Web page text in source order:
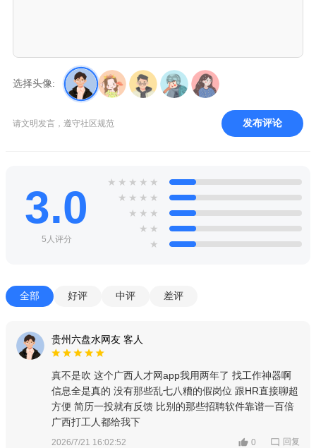
选择头像:
请文明发言，遵守社区规范 发布评论
3.0
5人评分
★ ★ ★ ★ ★
★ ★ ★ ★
★ ★ ★
★ ★
★
全部 好评 中评 差评
贵州六盘水网友 客人
真不是吹 这个广西人才网app我用两年了 找工作神器啊
信息全是真的 没有那些乱七八糟的假岗位 跟HR直接聊超
方便 简历一投就有反馈 比别的那些招聘软件靠谱一百倍
广西打工人都给我下
2026/7/21 16:02:52 0 回复